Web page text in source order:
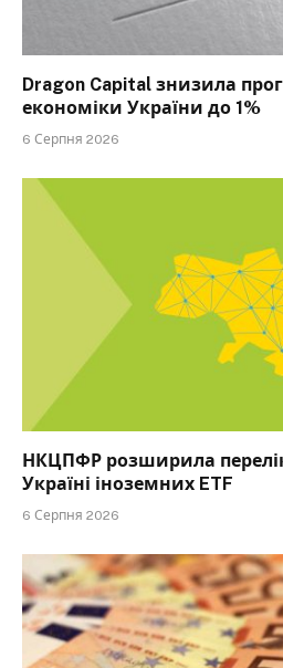
Dragon Capital знизила
економіки України до 1%
6 Серпня 2026
НКЦПФР розширила
Україні іноземних ETF
6 Серпня 2026